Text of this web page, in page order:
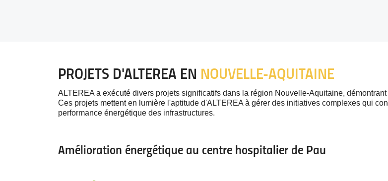
PROJETS D'ALTEREA EN NOUVELLE-AQUITAINE
ALTEREA a exécuté divers projets significatifs dans la région Nouvelle-Aquitaine,
Ces projets mettent en lumière l'aptitude d'ALTEREA à gérer des initiatives complexes qui
performance énergétique des infrastructures.
Amélioration énergétique au centre hospitalier de Pau